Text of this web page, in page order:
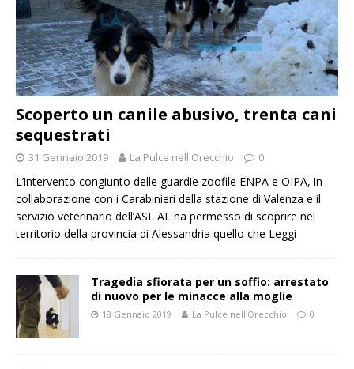
Scoperto un canile abusivo, trenta cani
sequestrati
31 Gennaio 2019 La Pulce nell'Orecchio 0
L’intervento congiunto delle guardie zoofile ENPA e OIPA, in
collaborazione con i Carabinieri della stazione di Valenza e il
servizio veterinario dell’ASL AL ha permesso di scoprire nel
territorio della provincia di Alessandria quello che Leggi
Tragedia sfiorata per un soffio: arrestato
di nuovo per le minacce alla moglie
18 Gennaio 2019 La Pulce nell'Orecchio 0